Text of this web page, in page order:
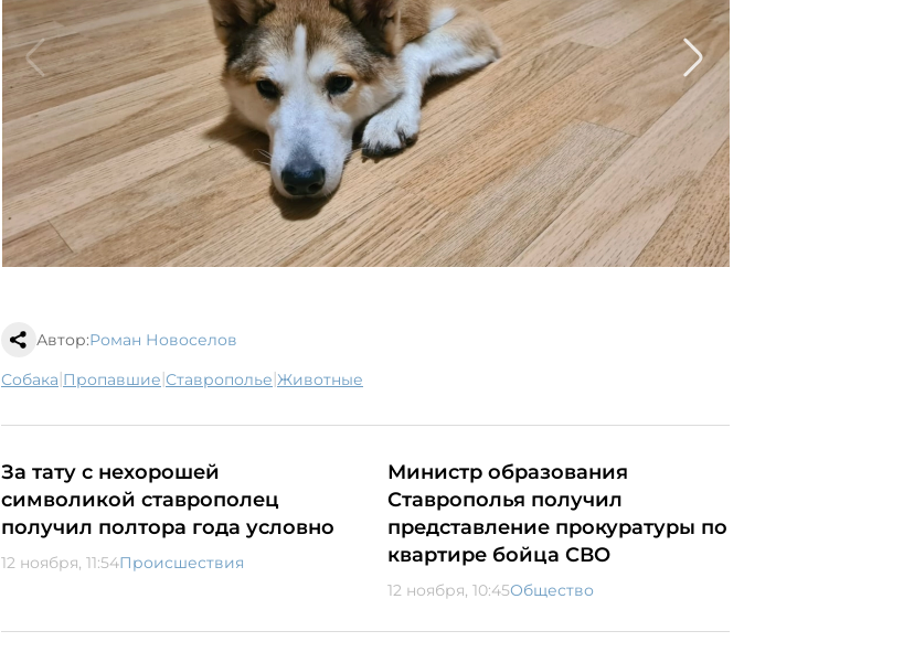
Автор:Роман Новоселов
собака| пропавшие| Ставрополье| животные
За тату с нехорошей
символикой ставрополец
получил полтора года условно
12 ноября, 11:54Происшествия
Министр образования
Ставрополья получил
представление прокуратуры по
квартире бойца СВО
12 ноября, 10:45Общество